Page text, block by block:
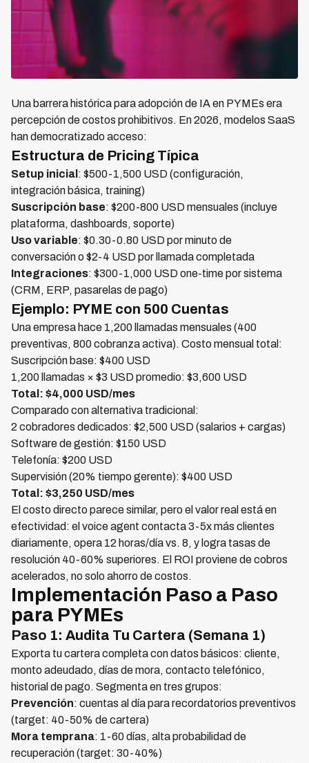
Una barrera histórica para adopción de IA en PYMEs era
percepción de costos prohibitivos. En 2026, modelos SaaS
han democratizado acceso:
Estructura de Pricing Típica
Setup inicial : $500-1,500 USD (configuración,
integración básica, training)
Suscripción base: $200-800 USD mensuales (incluye
plataforma, dashboards, soporte)
Uso variable: $0.30-0.80 USD por minuto de
conversación o $2-4 USD por llamada completada
Integraciones: $300-1,000 USD one-time por sistema
(CRM, ERP, pasarelas de pago)
Ejemplo: PYME con 500 Cuentas
Una empresa hace 1,200 llamadas mensuales (400
preventivas, 800 cobranza activa). Costo mensual total:
Suscripción base: $400 USD
1,200 llamadas × $3 USD promedio: $3,600 USD
Total: $4,000 USD/mes
Comparado con alternativa tradicional:
2 cobradores dedicados: $2,500 USD (salarios + cargas)
Software de gestión: $150 USD
Telefonía: $200 USD
Supervisión (20% tiempo gerente): $400 USD
Total: $3,250 USD/mes
El costo directo parece similar, pero el valor real está en
efectividad: el voice agent contacta 3-5x más clientes
diariamente, opera 12 horas/día vs. 8, y logra tasas de
resolución 40-60% superiores. El ROI proviene de cobros
acelerados, no solo ahorro de costos.
Implementación Paso a Paso
para PYMEs
Paso 1: Audita Tu Cartera (Semana 1)
Exporta tu cartera completa con datos básicos: cliente,
monto adeudado, días de mora, contacto telefónico,
historial de pago. Segmenta en tres grupos:
Prevención: cuentas al día para recordatorios preventivos
(target: 40-50% de cartera)
Mora temprana: 1-60 días, alta probabilidad de
recuperación (target: 30-40%)